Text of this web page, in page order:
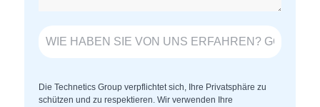
Die Technetics Group verpflichtet sich, Ihre Privatsphäre zu
schützen und zu respektieren. Wir verwenden Ihre